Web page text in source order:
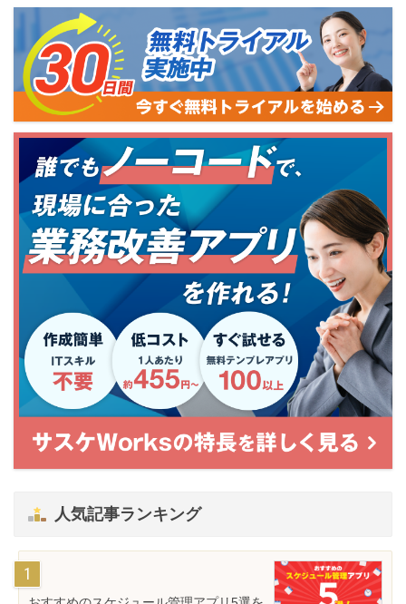
人気記事ランキング